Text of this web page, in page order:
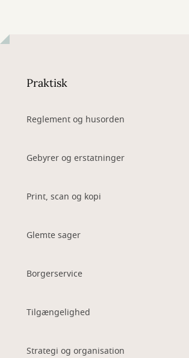
Praktisk
Reglement og husorden
Gebyrer og erstatninger
Print, scan og kopi
Glemte sager
Borgerservice
Tilgængelighed
Strategi og organisation